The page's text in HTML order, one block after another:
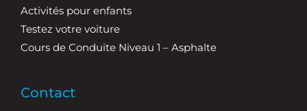
Activités pour enfants
Testez votre voiture
Cours de Conduite Niveau 1 – Asphalte
Contact